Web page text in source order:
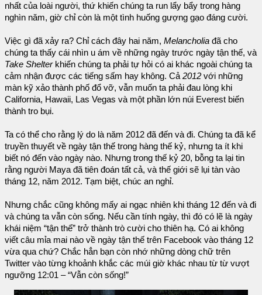
nhất của loài người, thứ khiến chúng ta run lẩy bẩy trong hàng
nghìn năm, giờ chỉ còn là một tình huống gượng gạo đáng cười.
Việc gì đã xảy ra? Chỉ cách đây hai năm, Melancholia đã cho
chúng ta thấy cái nhìn u ám về những ngày trước ngày tận thế, và
Take Shelter khiến chúng ta phải tự hỏi có ai khác ngoài chúng ta
cảm nhận được các tiếng sấm hay không. Cả2012 với những
màn kỹ xảo thành phố đổ vỡ, vẫn muốn ta phải đau lòng khi
California, Hawaii, Las Vegas và một phần lớn núi Everest biến
thành tro bụi.
Ta có thể cho rằng lý do là năm 2012 đã đến và đi. Chúng ta đã kể
truyền thuyết về ngày tận thế trong hàng thế kỷ, nhưng ta ít khi
biết nó đến vào ngày nào. Nhưng trong thế kỷ 20, bỗng ta lại tin
rằng người Maya đã tiên đoán tất cả, và thế giới sẽ lụi tàn vào
tháng 12, năm 2012. Tạm biệt, chúc an nghỉ.
Nhưng chắc cũng không mấy ai ngạc nhiên khi tháng 12 đến và đi
và chúng ta vẫn còn sống. Nếu cần tính ngày, thì đó có lẽ là ngày
khái niệm “tận thế” trở thành trò cười cho thiên hạ. Có ai không
viết câu mỉa mai nào về ngày tận thế trên Facebook vào tháng 12
vừa qua chứ? Chắc hẳn bạn còn nhớ những dòng chữ trên
Twitter vào từng khoảnh khắc các múi giờ khác nhau từ từ vượt
ngưỡng 12:01 – “Vẫn còn sống!”